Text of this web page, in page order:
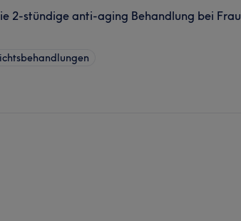
2-stündige anti-aging Behandlung bei Frau